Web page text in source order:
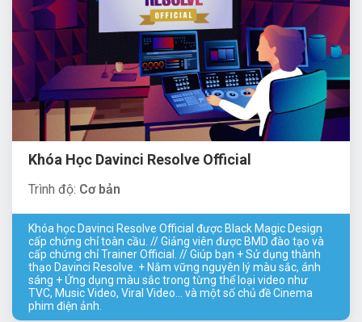
Khóa Học Davinci Resolve Official
Trình độ: Cơ bản
Khóa học Davinci Resolve Official được Black Magic Design
cấp chứng chỉ toàn cầu. // Giảng viên được BMD đào tạo và
cấp chứng chỉ Trainer Official. // Giúp bạn + Sử dụng thành
thạo Davinci Resolve. + Nắm vững nguyên lý màu sắc, ánh
sáng + Ứng dụng màu sắc trong từng thể loại video như
TVC, Music Video, Viral Video... và một số chủ đề Cinema
phim điện ảnh.